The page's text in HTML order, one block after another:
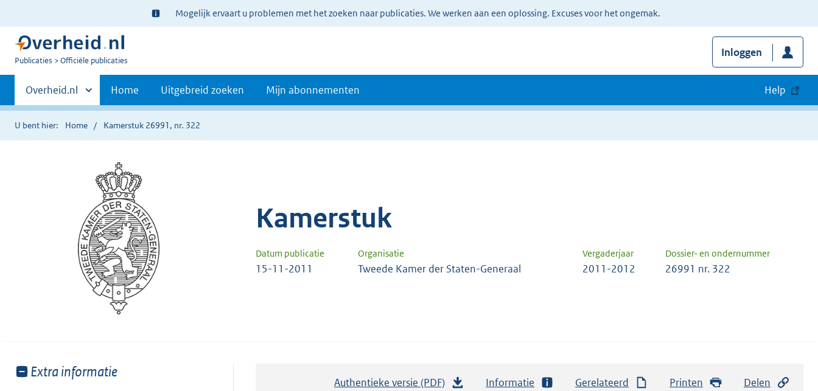
Ter
informatie:
Mogelijk ervaart u problemen met het zoeken naar publicaties. We werken aan een oplossing. Excuses voor het ongemak.
U
Publicaties Officiële publicaties
Inloggen
Primaire
navigatie
Andere
sites
binnen
Overheid.nl Home Uitgebreid zoeken Mijn abonnementen Help
U bent hier: Home Kamerstuk 26991, nr. 322
Kamerstuk
Datum publicatie Organisatie Vergaderjaar Dossier- en ondernummer
15-11-2011 Tweede Kamer der Staten-Generaal 2011-2012 26991 nr. 322
Toon
Extra informatie
Authentieke versie (PDF) Informatie Gerelateerd Printen Delen